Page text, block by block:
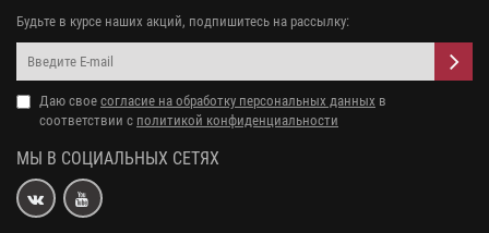
Будьте в курсе наших акций, подпишитесь на рассылку:
Даю свое согласие на обработку персональных данных в
соответствии с политикой конфиденциальности
МЫ В СОЦИАЛЬНЫХ СЕТЯХ